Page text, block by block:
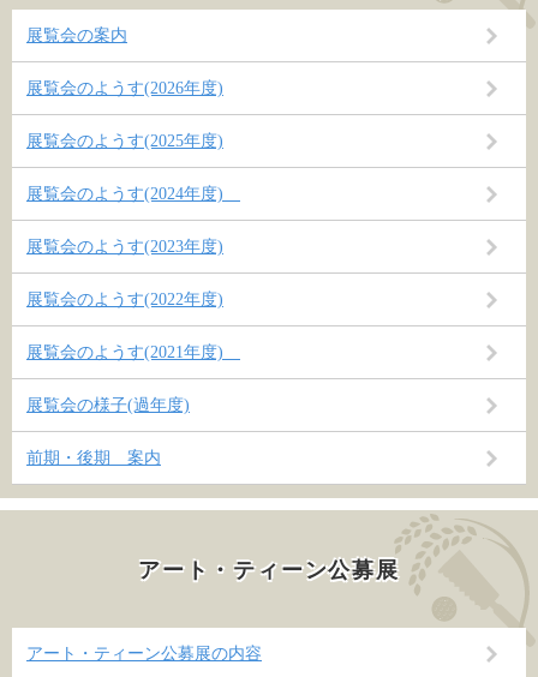
展覧会の案内
展覧会のようす(2026年度)
展覧会のようす(2025年度)
展覧会のようす(2024年度)
展覧会のようす(2023年度)
展覧会のようす(2022年度)
展覧会のようす(2021年度)
展覧会の様子(過年度)
前期・後期 案内
アート・ティーン公募展
アート・ティーン公募展の内容